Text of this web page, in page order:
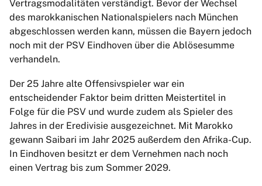
Vertragsmodalitäten verständigt. Bevor der Wechsel
des marokkanischen Nationalspielers nach München
abgeschlossen werden kann, müssen die Bayern jedoch
noch mit der PSV Eindhoven über die Ablösesumme
verhandeln.
Der 25 Jahre alte Offensivspieler war ein
entscheidender Faktor beim dritten Meistertitel in
Folge für die PSV und wurde zudem als Spieler des
Jahres in der Eredivisie ausgezeichnet. Mit Marokko
gewann Saibari im Jahr 2025 außerdem den Afrika-Cup.
In Eindhoven besitzt er dem Vernehmen nach noch
einen Vertrag bis zum Sommer 2029.